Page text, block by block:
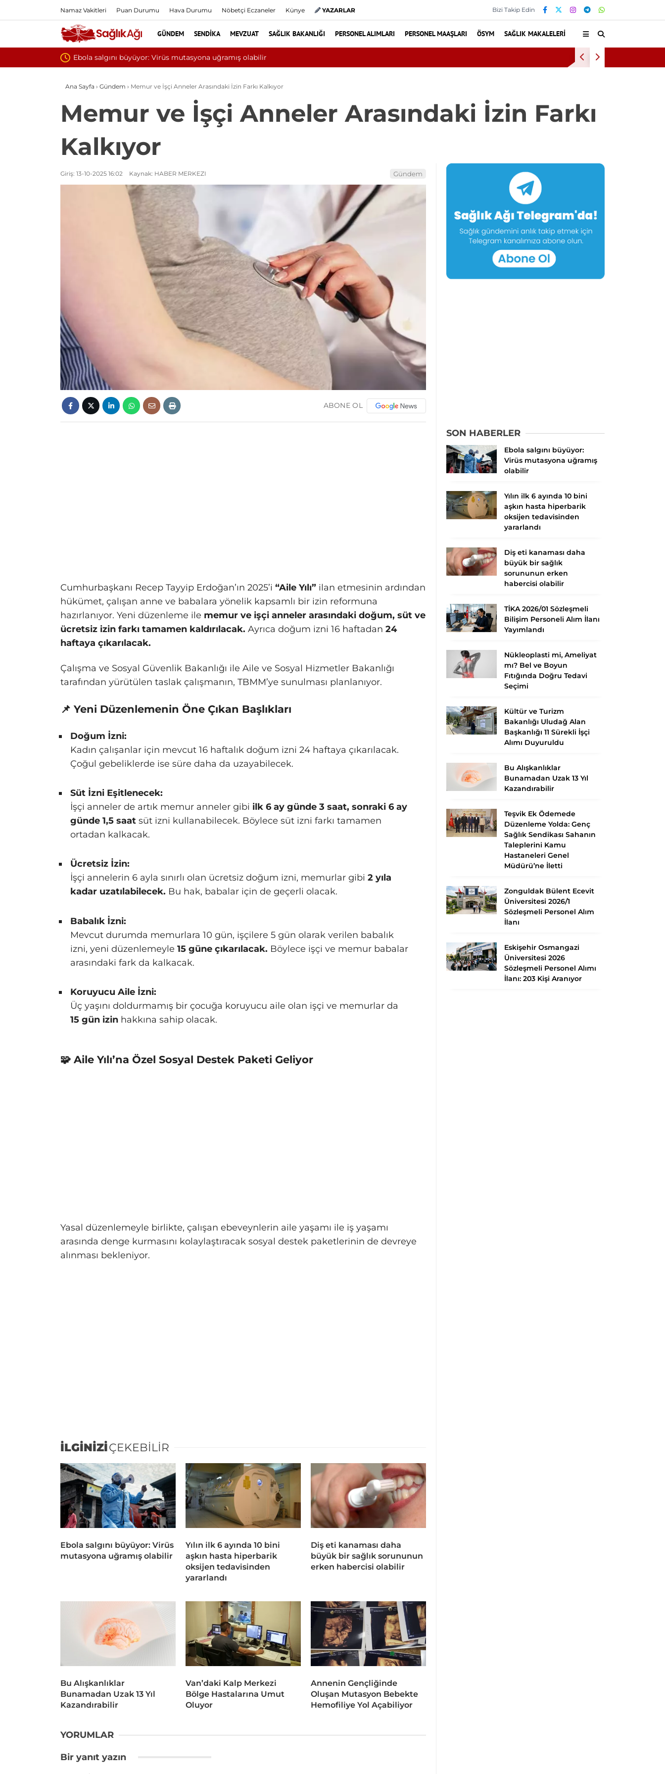
Namaz Vakitleri Puan Durumu Hava Durumu Nöbetçi Eczaneler Künye YAZARLAR Bizi Takip Edin
GÜNDEM SENDIKA MEVZUAT SAĞLIK BAKANLIĞI PERSONEL ALIMLARI PERSONEL MAAŞLARI ÖSYM SAĞLIK MAKALELERI
Yılın ilk 6 ayında 10 bini aşkın hasta hiperbarik oksijen tedavisinden yararlandı
Ana Sayfa › Gündem › Memur ve İşçi Anneler Arasındaki İzin Farkı Kalkıyor
Memur ve İşçi Anneler Arasındaki İzin Farkı
Kalkıyor
Giriş: 13-10-2025 16:02 Kaynak: HABER MERKEZI Gündem
ABONE OL
Cumhurbaşkanı Recep Tayyip Erdoğan’ın 2025’i “Aile Yılı” ilan etmesinin ardından
hükümet, çalışan anne ve babalara yönelik kapsamlı bir izin reformuna
hazırlanıyor. Yeni düzenleme ile memur ve işçi anneler arasındaki doğum, süt ve
ücretsiz izin farkı tamamen kaldırılacak. Ayrıca doğum izni 16 haftadan 24
haftaya çıkarılacak.
Çalışma ve Sosyal Güvenlik Bakanlığı ile Aile ve Sosyal Hizmetler Bakanlığı
tarafından yürütülen taslak çalışmanın, TBMM’ye sunulması planlanıyor.
📌 Yeni Düzenlemenin Öne Çıkan Başlıkları
Doğum İzni:
Kadın çalışanlar için mevcut 16 haftalık doğum izni 24 haftaya çıkarılacak.
Çoğul gebeliklerde ise süre daha da uzayabilecek.
Süt İzni Eşitlenecek:
İşçi anneler de artık memur anneler gibi ilk 6 ay günde 3 saat, sonraki 6 ay
günde 1,5 saat süt izni kullanabilecek. Böylece süt izni farkı tamamen
ortadan kalkacak.
Ücretsiz İzin:
İşçi annelerin 6 ayla sınırlı olan ücretsiz doğum izni, memurlar gibi 2 yıla
kadar uzatılabilecek. Bu hak, babalar için de geçerli olacak.
Babalık İzni:
Mevcut durumda memurlara 10 gün, işçilere 5 gün olarak verilen babalık
izni, yeni düzenlemeyle 15 güne çıkarılacak. Böylece işçi ve memur babalar
arasındaki fark da kalkacak.
Koruyucu Aile İzni:
Üç yaşını doldurmamış bir çocuğa koruyucu aile olan işçi ve memurlar da
15 gün izin hakkına sahip olacak.
🧩 Aile Yılı’na Özel Sosyal Destek Paketi Geliyor
Yasal düzenlemeyle birlikte, çalışan ebeveynlerin aile yaşamı ile iş yaşamı
arasında denge kurmasını kolaylaştıracak sosyal destek paketlerinin de devreye
alınması bekleniyor.
İLGİNİZİÇEKEBİLİR
Ebola salgını büyüyor: Virüs
mutasyona uğramış olabilir
Yılın ilk 6 ayında 10 bini
aşkın hasta hiperbarik
oksijen tedavisinden
yararlandı
Diş eti kanaması daha
büyük bir sağlık sorununun
erken habercisi olabilir
Bu Alışkanlıklar
Bunamadan Uzak 13 Yıl
Kazandırabilir
Van’daki Kalp Merkezi
Bölge Hastalarına Umut
Oluyor
Annenin Gençliğinde
Oluşan Mutasyon Bebekte
Hemofiliye Yol Açabiliyor
YORUMLAR
Bir yanıt yazın
SON HABERLER
Ebola salgını büyüyor:
Virüs mutasyona uğramış
olabilir
Yılın ilk 6 ayında 10 bini
aşkın hasta hiperbarik
oksijen tedavisinden
yararlandı
Diş eti kanaması daha
büyük bir sağlık
sorununun erken
habercisi olabilir
TİKA 2026/01 Sözleşmeli
Bilişim Personeli Alım İlanı
Yayımlandı
Nükleoplasti mi, Ameliyat
mı? Bel ve Boyun
Fıtığında Doğru Tedavi
Seçimi
Kültür ve Turizm
Bakanlığı Uludağ Alan
Başkanlığı 11 Sürekli İşçi
Alımı Duyuruldu
Bu Alışkanlıklar
Bunamadan Uzak 13 Yıl
Kazandırabilir
Teşvik Ek Ödemede
Düzenleme Yolda: Genç
Sağlık Sendikası Sahanın
Taleplerini Kamu
Hastaneleri Genel
Müdürü’ne İletti
Zonguldak Bülent Ecevit
Üniversitesi 2026/1
Sözleşmeli Personel Alım
İlanı
Eskişehir Osmangazi
Üniversitesi 2026
Sözleşmeli Personel Alımı
İlanı: 203 Kişi Aranıyor